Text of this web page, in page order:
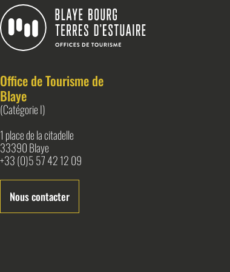
Office de Tourisme de
Blaye
(Catégorie I)
1 place de la citadelle
33390 Blaye
+33 (0)5 57 42 12 09
Nous contacter